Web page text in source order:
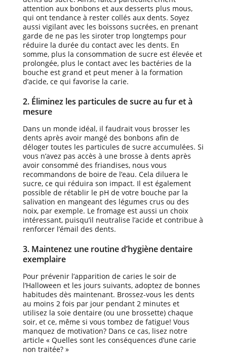
attention aux bonbons et aux desserts plus mous,
qui ont tendance à rester collés aux dents. Soyez
aussi vigilant avec les boissons sucrées, en prenant
garde de ne pas les siroter trop longtemps pour
réduire la durée du contact avec les dents. En
somme, plus la consommation de sucre est élevée et
prolongée, plus le contact avec les bactéries de la
bouche est grand et peut mener à la formation
d’acide, ce qui favorise la carie.
2. Éliminez les particules de sucre au fur et à
mesure
Dans un monde idéal, il faudrait vous brosser les
dents après avoir mangé des bonbons afin de
déloger toutes les particules de sucre accumulées. Si
vous n’avez pas accès à une brosse à dents après
avoir consommé des friandises, nous vous
recommandons de boire de l’eau. Cela diluera le
sucre, ce qui réduira son impact. Il est également
possible de rétablir le pH de votre bouche par la
salivation en mangeant des légumes crus ou des
noix, par exemple. Le fromage est aussi un choix
intéressant, puisqu’il neutralise l’acide et contribue à
renforcer l’émail des dents.
3. Maintenez une routine d’hygiène dentaire
exemplaire
Pour prévenir l’apparition de caries le soir de
l’Halloween et les jours suivants, adoptez de bonnes
habitudes dès maintenant. Brossez-vous les dents
au moins 2 fois par jour pendant 2 minutes et
utilisez la soie dentaire (ou une brossette) chaque
soir, et ce, même si vous tombez de fatigue! Vous
manquez de motivation? Dans ce cas, lisez notre
article « Quelles sont les conséquences d’une carie
non traitée? »